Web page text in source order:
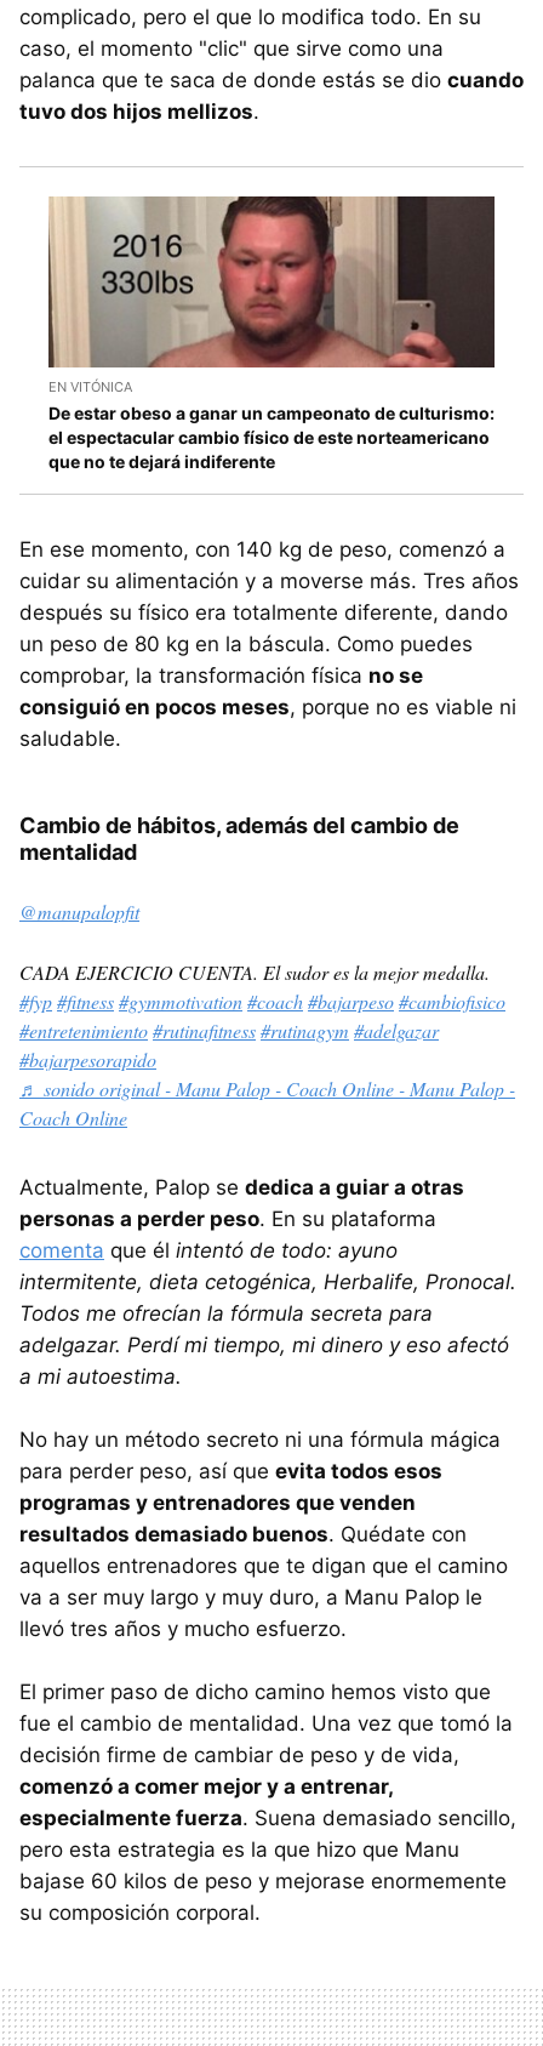
complicado, pero el que lo modifica todo. En su
caso, el momento "clic" que sirve como una
palanca que te saca de donde estás se dio cuando
tuvo dos hijos mellizos.
EN VITÓNICA
De estar obeso a ganar un campeonato de culturismo:
el espectacular cambio físico de este norteamericano
que no te dejará indiferente
En ese momento, con 140 kg de peso, comenzó a
cuidar su alimentación y a moverse más. Tres años
después su físico era totalmente diferente, dando
un peso de 80 kg en la báscula. Como puedes
comprobar, la transformación física no se
consiguió en pocos meses, porque no es viable ni
saludable.
Cambio de hábitos, además del cambio de
mentalidad
@manupalopfit
CADA EJERCICIO CUENTA. El sudor es la mejor medalla.
#fyp#fitness#gymmotivation#coach#bajarpeso#cambiofisico
#entretenimiento#rutinafitness#rutinagym #adelgazar
#bajarpesorapido
♬ sonido original - Manu Palop - Coach Online - Manu Palop -
Coach Online
Actualmente, Palop se dedica a guiar a otras
personas a perder peso. En su plataforma
comenta que él intentó de todo: ayuno
intermitente, dieta cetogénica, Herbalife, Pronocal.
Todos me ofrecían la fórmula secreta para
adelgazar. Perdí mi tiempo, mi dinero y eso afectó
a mi autoestima.
No hay un método secreto ni una fórmula mágica
para perder peso, así que evita todos esos
programas y entrenadores que venden
resultados demasiado buenos. Quédate con
aquellos entrenadores que te digan que el camino
va a ser muy largo y muy duro, a Manu Palop le
llevó tres años y mucho esfuerzo.
El primer paso de dicho camino hemos visto que
fue el cambio de mentalidad. Una vez que tomó la
decisión firme de cambiar de peso y de vida,
comenzó a comer mejor y a entrenar,
especialmente fuerza. Suena demasiado sencillo,
pero esta estrategia es la que hizo que Manu
bajase 60 kilos de peso y mejorase enormemente
su composición corporal.